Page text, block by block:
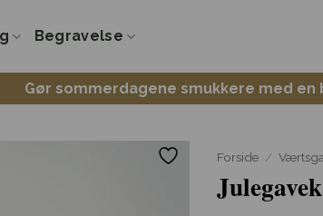
Begravelse
Gør sommerdagene smukkere med en
Forside /